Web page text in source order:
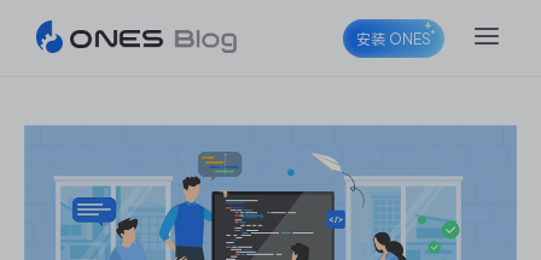
ONES Project
安装 ONES